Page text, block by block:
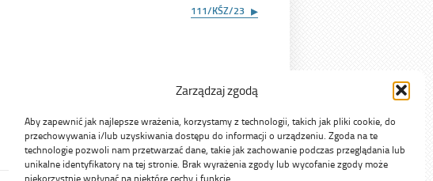
Zarządzaj zgodą
Aby zapewnić jak najlepsze wrażenia, korzystamy z technologii, takich jak pliki cookie, do
przechowywania i/lub uzyskiwania dostępu do informacji o urządzeniu. Zgoda na te
technologie pozwoli nam przetwarzać dane, takie jak zachowanie podczas przeglądania lub
unikalne identyfikatory na tej stronie. Brak wyrażenia zgody lub wycofanie zgody może
niekorzystnie wpłynąć na niektóre cechy i funkcje.
111/KŚZ/23